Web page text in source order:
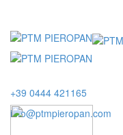
+39 0444 421165
info@ptmpieropan.com